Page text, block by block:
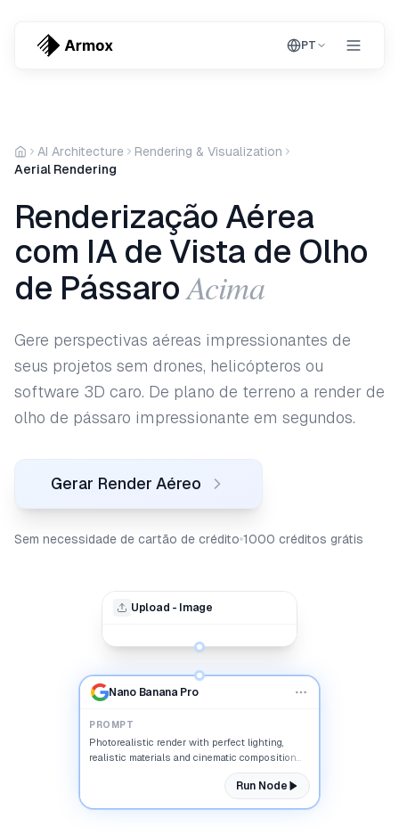
PT
AI Architecture
Rendering & Visualization
Aerial Rendering
Renderização Aérea
com IA de Vista de Olho
de Pássaro Acima
Gere perspectivas aéreas impressionantes de
seus projetos sem drones, helicópteros ou
software 3D caro. De plano de terreno a render de
olho de pássaro impressionante em segundos.
Gerar Render Aéreo
Sem necessidade de cartão de crédito 1000 créditos grátis
Upload - Image
Nano Banana Pro
PROMPT
Photorealistic render with perfect lighting,
realistic materials and cinematic composition...
Run Node